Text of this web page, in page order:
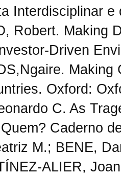
Interdisciplinar
Robert. Making
Driven
Oxford:
C. As
Caderno
M.; BENE,
ALIER,